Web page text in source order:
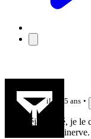
il y a 5 ans
Déjà blessé, je
goutte et